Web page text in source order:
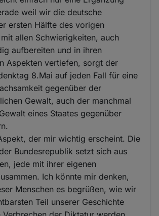
weil wir die deutsche
ersten Hälfte des vorigen
allen Schwierigkeiten, auch
aufbereiten und in ihren
Aspekten vertiefen, sorgt der
8.Mai auf jeden Fall für eine
gegenüber der
Gewalt, auch der manchmal
eines Staates gegenüber
der mir wichtig erscheint. Die
Bundesrepublik setzt sich aus
jede mit ihrer eigenen
Ich könnte mir denken,
Menschen es begrüßen, wie wir
Teil unserer Geschichte